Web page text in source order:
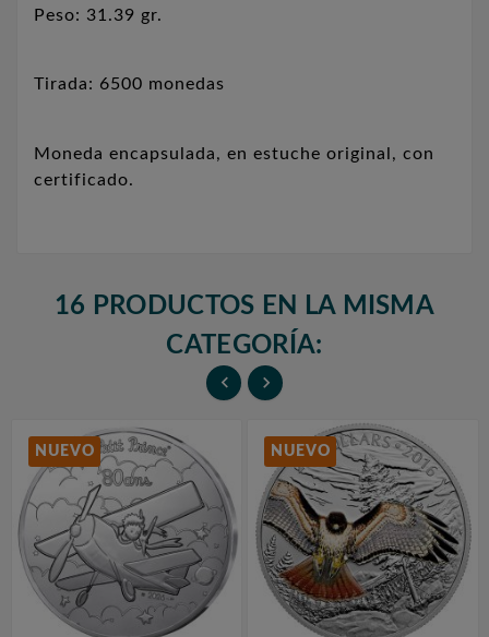
Peso: 31.39 gr.
Tirada: 6500 monedas
Moneda encapsulada, en estuche original, con
certificado.
16 PRODUCTOS EN LA MISMA
CATEGORÍA:
 
NUEVO NUEVO